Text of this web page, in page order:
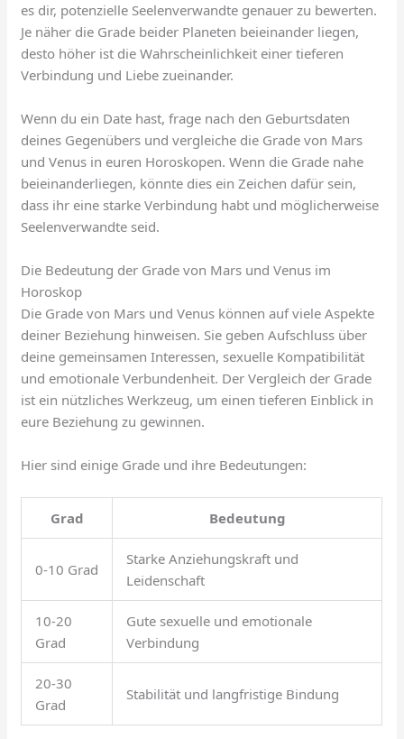
es dir, potenzielle Seelenverwandte genauer zu bewerten.
Je näher die Grade beider Planeten beieinander liegen,
desto höher ist die Wahrscheinlichkeit einer tieferen
Verbindung und Liebe zueinander.
Wenn du ein Date hast, frage nach den Geburtsdaten
deines Gegenübers und vergleiche die Grade von Mars
und Venus in euren Horoskopen. Wenn die Grade nahe
beieinanderliegen, könnte dies ein Zeichen dafür sein,
dass ihr eine starke Verbindung habt und möglicherweise
Seelenverwandte seid.
Die Bedeutung der Grade von Mars und Venus im
Horoskop
Die Grade von Mars und Venus können auf viele Aspekte
deiner Beziehung hinweisen. Sie geben Aufschluss über
deine gemeinsamen Interessen, sexuelle Kompatibilität
und emotionale Verbundenheit. Der Vergleich der Grade
ist ein nützliches Werkzeug, um einen tieferen Einblick in
eure Beziehung zu gewinnen.
Hier sind einige Grade und ihre Bedeutungen:
Grad Bedeutung
0-10 Grad
Starke Anziehungskraft und
Leidenschaft
10-20
Grad
Gute sexuelle und emotionale
Verbindung
20-30
Grad
Stabilität und langfristige Bindung